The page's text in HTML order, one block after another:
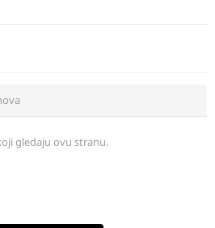
gledaju ovu stranu.